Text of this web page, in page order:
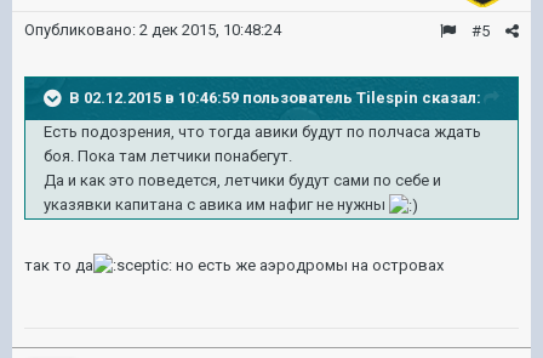
#5
Опубликовано: 2 дек 2015, 10:48:24
В 02.12.2015 в 10:46:59 пользователь Tilespin сказал:
Есть подозрения, что тогда авики будут по полчаса ждать
боя. Пока там летчики понабегут.
Да и как это поведется, летчики будут сами по себе и
указявки капитана с авика им нафиг не нужны
так то да но есть же аэродромы на островах